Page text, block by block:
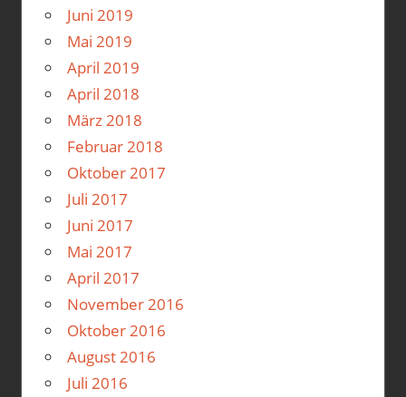
Juni 2019
Mai 2019
April 2019
April 2018
März 2018
Februar 2018
Oktober 2017
Juli 2017
Juni 2017
Mai 2017
April 2017
November 2016
Oktober 2016
August 2016
Juli 2016